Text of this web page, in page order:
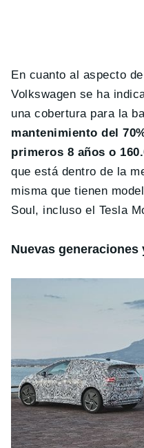
En cuanto al aspecto
Volkswagen se ha
una cobertura para la
mantenimiento del
primeros 8 años o
que está dentro de la
misma que tienen
Soul, incluso el Tesla
Nuevas